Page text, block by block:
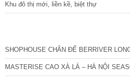
Khu đô thị mới, liền kề, biệt thự
SHOPHOUSE CHÂN ĐẾ BERRIVER
MASTERISE CAO XÀ LÁ – HÀ NỘI